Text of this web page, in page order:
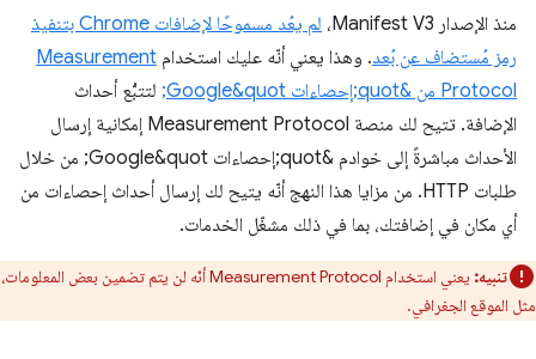
منذ الإصدار Manifest V3،
لم يعُد مسموحًا لإضافات Chrome بتنفيذ
رمز مُستضاف عن بُعد. وهذا يعني أنّه عليك استخدام Measurement
Protocol من &quot;إحصاءات Google&quot;
لتتبُّع أحداث
الإضافة. تتيح لك منصة Measurement Protocol إمكانية إرسال
الأحداث مباشرةً إلى خوادم &quot;إحصاءات Google&quot; من خلال
طلبات HTTP. من مزايا هذا النهج أنّه يتيح لك إرسال أحداث إحصاءات من
أي مكان في إضافتك، بما في ذلك مشغّل الخدمات.
تنبيه:
يعني استخدام Measurement Protocol أنّه لن يتم تضمين بعض المعلومات،
مثل الموقع الجغرافي.